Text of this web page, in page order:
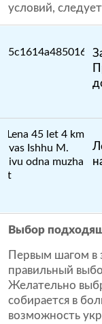
условий,
Выбор
Первым шагом в
правильный
Желательно
собирается в
возможность